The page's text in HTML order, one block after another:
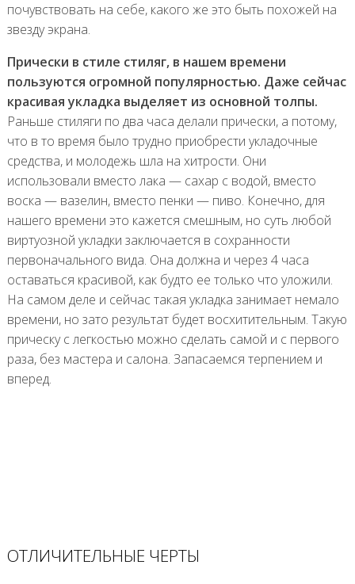
почувствовать на себе, какого же это быть похожей на
звезду экрана.
Прически в стиле стиляг, в нашем времени
пользуются огромной популярностью. Даже сейчас
красивая укладка выделяет из основной толпы.
Раньше стиляги по два часа делали прически, а потому,
что в то время было трудно приобрести укладочные
средства, и молодежь шла на хитрости. Они
использовали вместо лака — сахар с водой, вместо
воска — вазелин, вместо пенки — пиво. Конечно, для
нашего времени это кажется смешным, но суть любой
виртуозной укладки заключается в сохранности
первоначального вида. Она должна и через 4 часа
оставаться красивой, как будто ее только что уложили.
На самом деле и сейчас такая укладка занимает немало
времени, но зато результат будет восхитительным. Такую
прическу с легкостью можно сделать самой и с первого
раза, без мастера и салона. Запасаемся терпением и
вперед.
ОТЛИЧИТЕЛЬНЫЕ ЧЕРТЫ